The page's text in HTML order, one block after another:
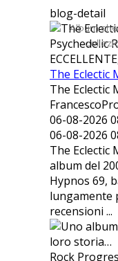
Album che
blog-detail
Psychedelic
The Eclectic
The Eclectic
06-08-2026
06-08-2026
The Eclectic
album del
Hypnos 69,
lungamente
recensioni ...
Rock